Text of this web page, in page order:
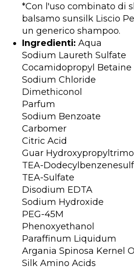
*Con l'uso combinato di
balsamo sunsilk Liscio
un generico shampoo.
Ingredienti: Aqua
Sodium Laureth Sulfate
Cocamidopropyl Betaine
Sodium Chloride
Dimethiconol
Parfum
Sodium Benzoate
Carbomer
Citric Acid
Guar
TEA-
TEA-Sulfate
Disodium EDTA
Sodium Hydroxide
PEG-45M
Phenoxyethanol
Paraffinum Liquidum
Argania Spinosa Kernel
Silk Amino Acids